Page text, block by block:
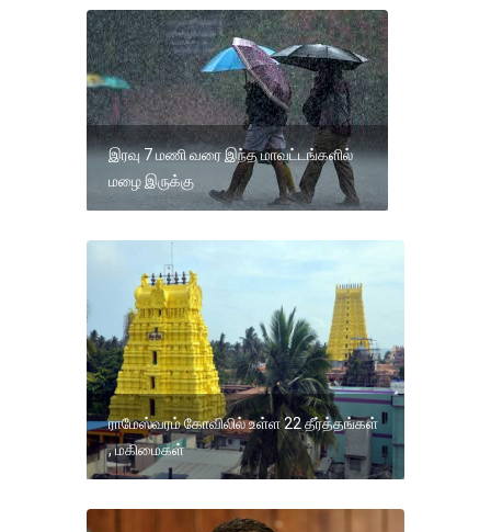
இரவு 7 மணி வரை இந்த மாவட்டங்களில்
மழை இருக்கு
ராமேஸ்வரம் கோவிலில் உள்ள 22 தீர்த்தங்கள்
, மகிமைகள்